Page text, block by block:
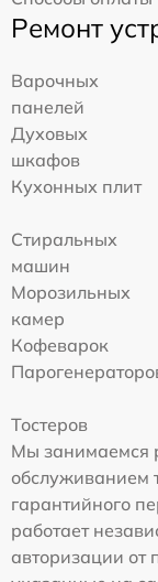
Ремонт
Варочных
панелей
Духовых
шкафов
Кухонных плит
Стиральных
машин
Морозильных
камер
Кофеварок
Тостеров
Мы занимаемся
обслуживанием
гарантийного
работает
авторизации от